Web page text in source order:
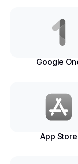
Google
App Store